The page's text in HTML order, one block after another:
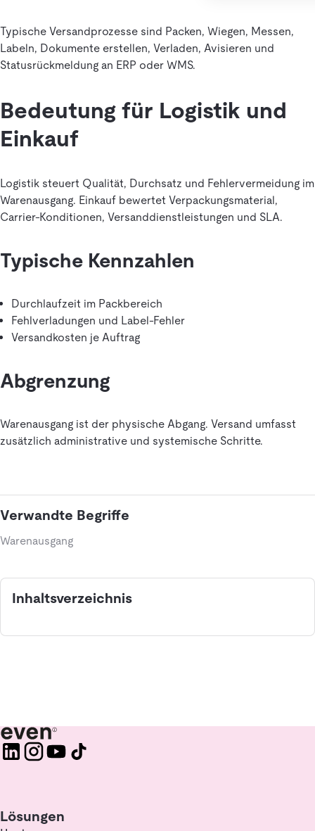
Typische Versandprozesse sind Packen, Wiegen, Messen,
Labeln, Dokumente erstellen, Verladen, Avisieren und
Statusrückmeldung an ERP oder WMS.
Bedeutung für Logistik und
Einkauf
Logistik steuert Qualität, Durchsatz und Fehlervermeidung im
Warenausgang. Einkauf bewertet Verpackungsmaterial,
Carrier-Konditionen, Versanddienstleistungen und SLA.
Typische Kennzahlen
Durchlaufzeit im Packbereich
Fehlverladungen und Label-Fehler
Versandkosten je Auftrag
Abgrenzung
Warenausgang ist der physische Abgang. Versand umfasst
zusätzlich administrative und systemische Schritte.
Verwandte Begriffe
Warenausgang
Inhaltsverzeichnis
Lösungen